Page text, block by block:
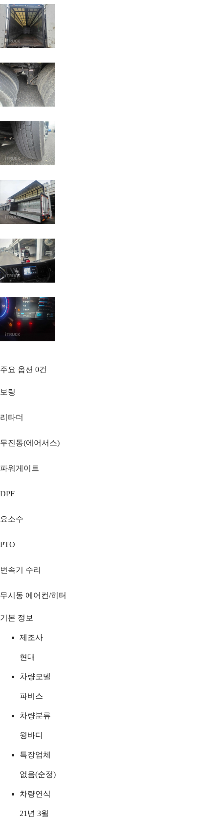
주요 옵션 0건
보링
리타더
무진동(에어서스)
파워게이트
DPF
요소수
PTO
변속기 수리
무시동 에어컨/히터
기본 정보
제조사
현대
차량모델
파비스
차량분류
윙바디
특장업체
없음(순정)
차량연식
21년 3월